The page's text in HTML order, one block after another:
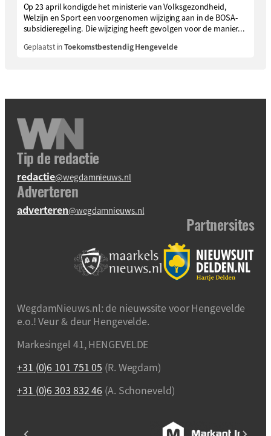
Op 23 april kondigde het ministerie van Volksgezondheid,
Welzijn en Sport een voorgenomen wijziging aan in de BOSA-
subsidieregeling. Die wijziging heeft gevolgen voor de manier...
Geplaatst inToekomstbestendig Hengevelde
Tip de redactie
redactie@wegdamnieuws.nl
Adverteren
adverteren@wegdamnieuws.nl
Partnersites
WegdamNieuws.nl: de nieuwssite voor Hengevelde
e.o.! Veur & deur Hengevelde.
Markesingel 41, HENGEVELDE
+31 (0)6 101 751 05 (R. Wegdam)
+31 (0)6 303 832 46 (A. Schoneveld)